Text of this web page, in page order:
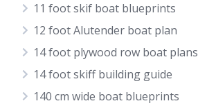
11 foot skif boat blueprints
12 foot Alutender boat plan
14 foot plywood row boat plans
14 foot skiff building guide
140 cm wide boat blueprints